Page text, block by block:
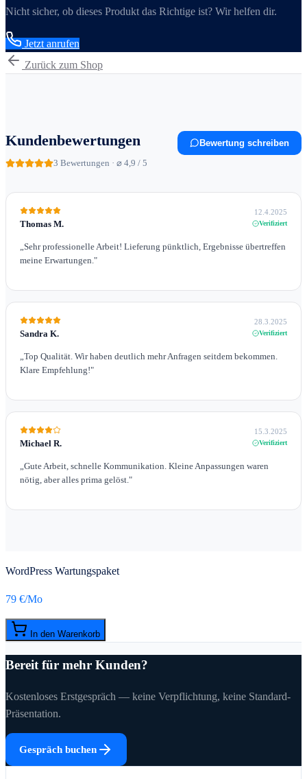
Nicht sicher, ob dieses Produkt das Richtige ist? Wir helfen dir.
Jetzt anrufen
Zurück zum Shop
Kundenbewertungen
3 Bewertungen · ⌀ 4,9 / 5
Bewertung schreiben
Thomas M.
12.4.2025
Verifiziert
Sehr professionelle Arbeit! Lieferung pünktlich, Ergebnisse übertreffen
meine Erwartungen. "
Sandra K.
28.3.2025
Verifiziert
Top Qualität. Wir haben deutlich mehr Anfragen seitdem bekommen.
Klare Empfehlung!"
Michael R.
15.3.2025
Verifiziert
Gute Arbeit, schnelle Kommunikation. Kleine Anpassungen waren
nötig, aber alles prima gelöst. "
WordPress Wartungspaket
79 €/Mo
In den Warenkorb
Bereit für mehr Kunden?
Kostenloses Erstgespräch — keine Verpflichtung, keine Standard-
Präsentation.
Gespräch buchen